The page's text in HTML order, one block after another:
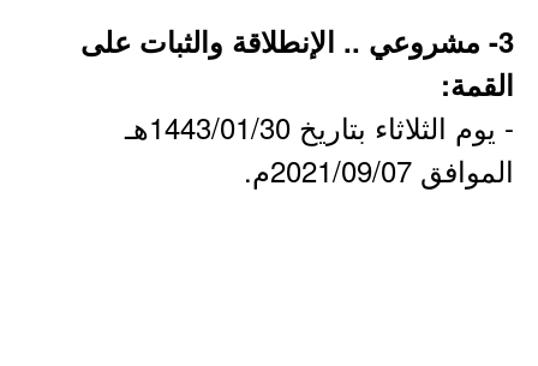
3- مشروعي .. الإنطلاقة والثبات على
القمة:
- يوم الثلاثاء بتاريخ 1443/01/30هـ
الموافق 2021/09/07م.